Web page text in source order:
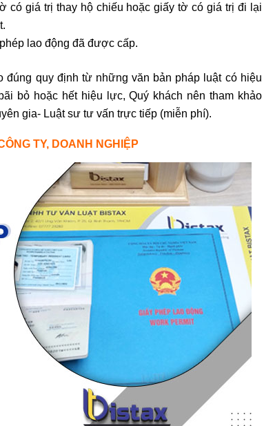
có giá trị thay hộ chiếu hoặc giấy tờ có giá trị đi lại
lao động đã được cấp.
quy định từ những văn bản pháp luật có hiệu
bỏ hoặc hết hiệu lực, Quý khách nên tham khảo
gia- Luật sư tư vấn trực tiếp (miễn phí).
TY, DOANH NGHIỆP